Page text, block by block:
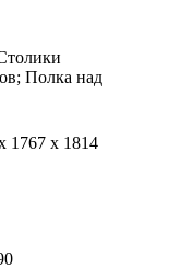
Полка над
1767 x 1814